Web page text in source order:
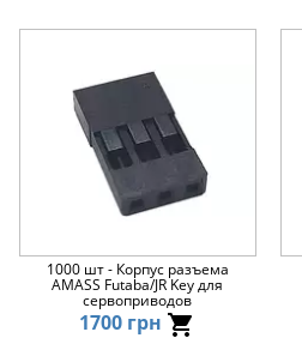
1000 шт - Корпус разъема
AMASS Futaba/JR Key для
сервоприводов
1700 грн